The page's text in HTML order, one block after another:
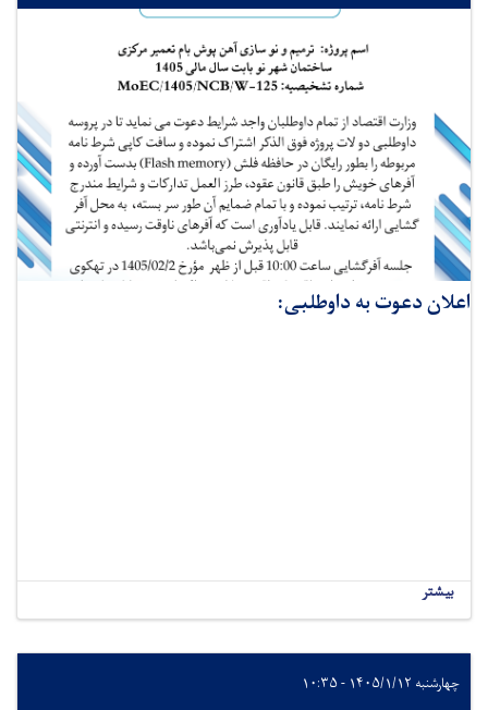
اعلان دعوت به داوطلبی:
بیشتر
چهارشنبه ۱۴۰۵/۱/۱۲ - ۱۰:۳۵